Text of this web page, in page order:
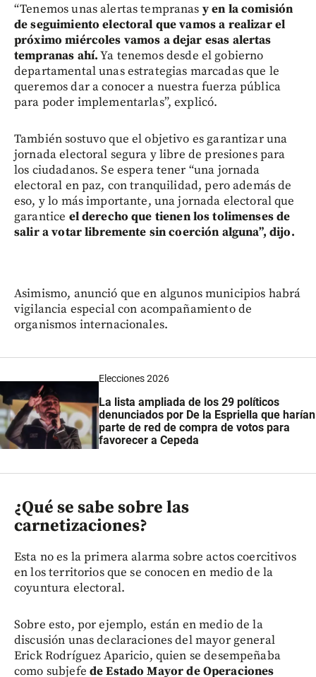
“Tenemos unas alertas tempranas y en la comisión
de seguimiento electoral que vamos a realizar el
próximo miércoles vamos a dejar esas alertas
tempranas ahí.Ya tenemos desde el gobierno
departamental unas estrategias marcadas que le
queremos dar a conocer a nuestra fuerza pública
para poder implementarlas”, explicó.
También sostuvo que el objetivo es garantizar una
jornada electoral segura y libre de presiones para
los ciudadanos. Se espera tener “una jornada
electoral en paz, con tranquilidad, pero además de
eso, y lo más importante, una jornada electoral que
garantice el derecho que tienen los tolimenses de
salir a votar libremente sin coerción alguna”, dijo.
Asimismo, anunció que en algunos municipios habrá
vigilancia especial con acompañamiento de
organismos internacionales.
Elecciones 2026
La lista ampliada de los 29 políticos
denunciados por De la Espriella que harían
parte de red de compra de votos para
favorecer a Cepeda
¿Qué se sabe sobre las
carnetizaciones?
Esta no es la primera alarma sobre actos coercitivos
en los territorios que se conocen en medio de la
coyuntura electoral.
Sobre esto, por ejemplo, están en medio de la
discusión unas declaraciones del mayor general
Erick Rodríguez Aparicio, quien se desempeñaba
como subjefe de Estado Mayor de Operaciones